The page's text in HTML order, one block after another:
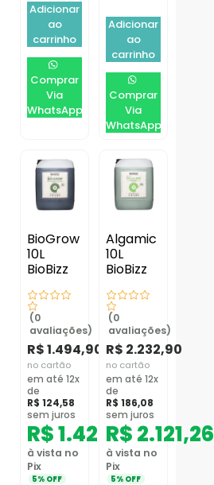
Adicionar
ao
carrinho
Comprar
Via
WhatsApp
Adicionar
ao
carrinho
Comprar
Via
WhatsApp
BioGrow
10L
BioBizz
(0
avaliações)
R$1.494,90
no cartão
em até 12x
de
R$ 124,58
sem juros
R$1.420,16
à vista no
Pix
5% OFF
Algamic
10L
BioBizz
(0
avaliações)
R$ 2.232,90
no cartão
em até 12x
de
R$ 186,08
sem juros
R$2.121,26
à vista no
Pix
5% OFF